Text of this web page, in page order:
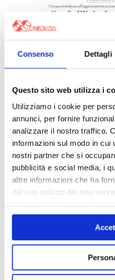
Consenso Dettagli
Questo sito web utilizza i
Utilizziamo i cookie per
annunci, per fornire
analizzare il nostro traffico.
informazioni sul modo in cui
nostri partner che si
pubblicità e social media, i
altre informazioni che ha
dal suo utilizzo dei loro
Chiudendo il banner
solo i cookie necessari.